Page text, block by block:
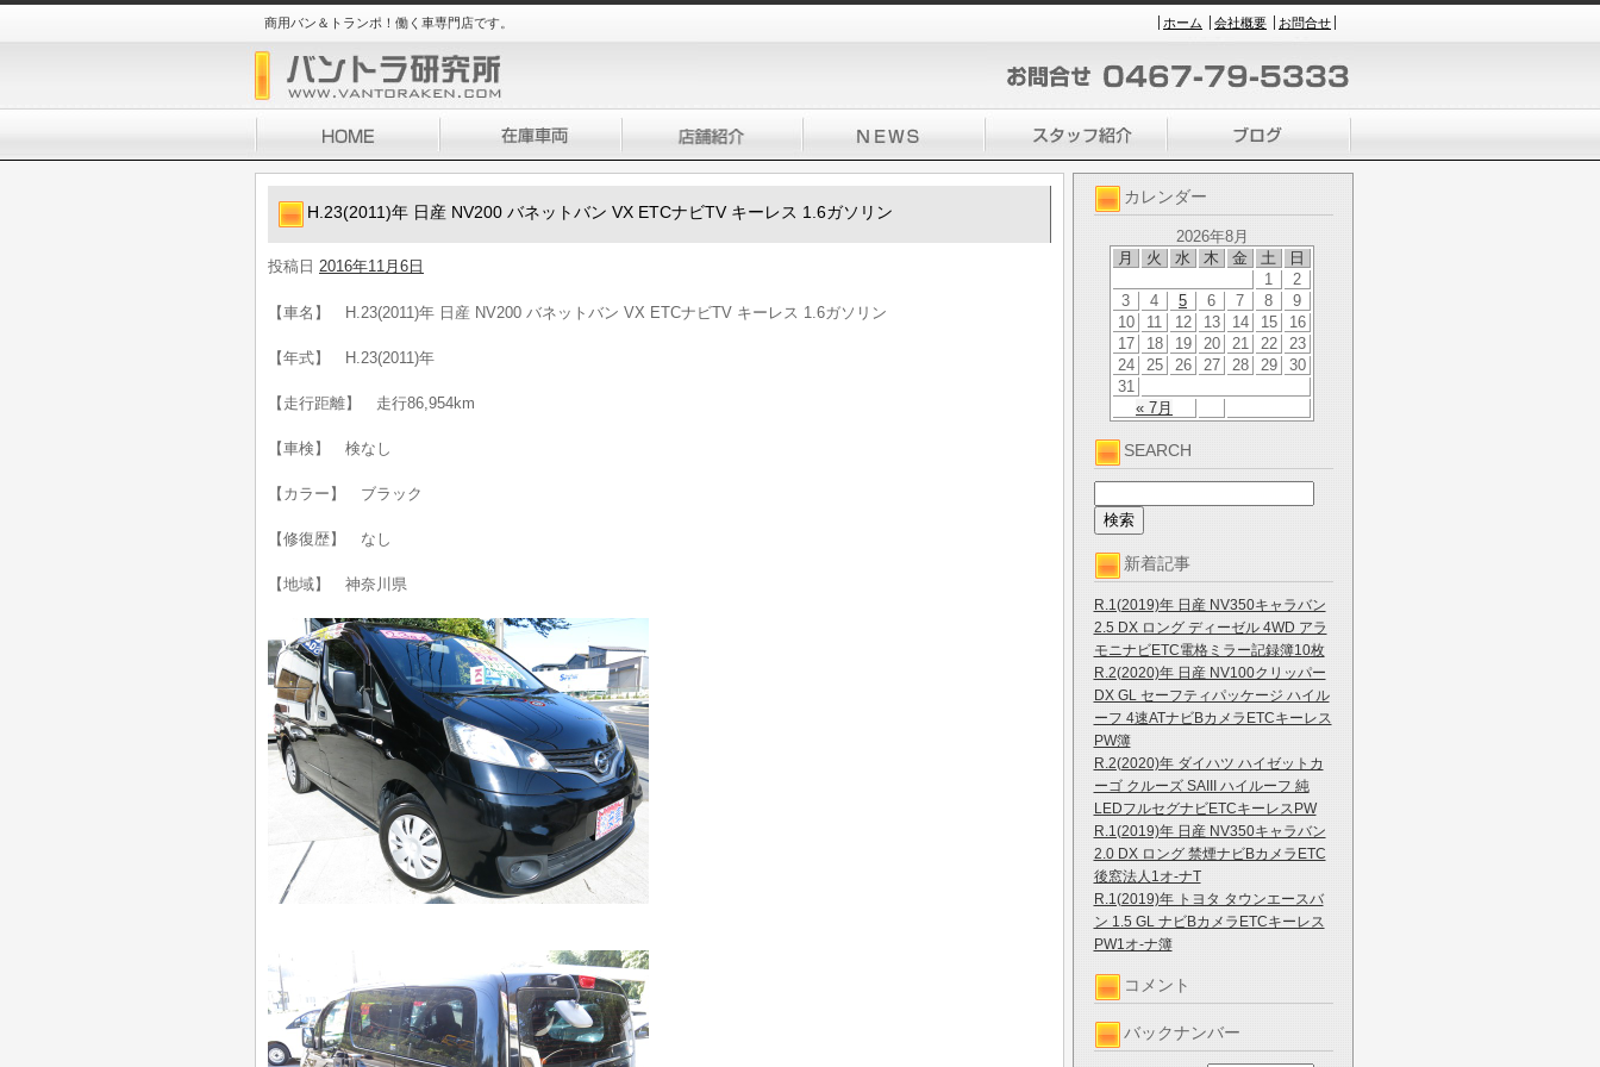
商用バン＆トランポ！働く車専門店です。 ホーム 会社概要 お問合せ
カレンダー
2026年8月
月
火 水 木 金 土 日
« 7月
1
2
3
4 5 6 7 8
9
10
11 12 13 14 15
16
17
18 19 20 21 22
23
24
25 26 27 28 29
30
31
SEARCH
新着記事
R.1(2019)年 日産 NV350キャラバン
2.5 DX ロング ディーゼル 4WD アラ
モニナビETC電格ミラー記録簿10枚
R.2(2020)年 日産 NV100クリッパー
DX GL セーフティパッケージ ハイル
ーフ 4速ATナビBカメラETCキーレス
PW簿
R.2(2020)年 ダイハツ ハイゼットカ
ーゴ クルーズ SAIII ハイルーフ 純
LEDフルセグナビETCキーレスPW
R.1(2019)年 日産 NV350キャラバン
2.0 DX ロング 禁煙ナビBカメラETC
後窓法人1オ-ナT
R.1(2019)年 トヨタ タウンエースバ
ン 1.5 GL ナビBカメラETCキーレス
PW1オ-ナ簿
コメント
バックナンバー
H.23(2011)年 日産 NV200 バネットバン VX ETCナビTV キーレス 1.6ガソリン
投稿日 2016年11月6日
【車名】 H.23(2011)年 日産 NV200 バネットバン VX ETCナビTV キーレス 1.6ガソリン
【年式】 H.23(2011)年
【走行距離】 走行86,954km
【車検】 検なし
【カラー】 ブラック
【修復歴】 なし
【地域】 神奈川県